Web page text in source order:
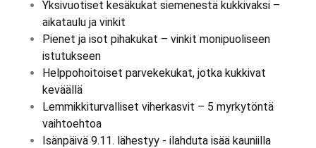
Yksivuotiset kesäkukat siemenestä kukkivaksi –
aikataulu ja vinkit
Pienet ja isot pihakukat – vinkit monipuoliseen
istutukseen
Helppohoitoiset parvekekukat, jotka kukkivat
keväällä
Lemmikkiturvalliset viherkasvit – 5 myrkytöntä
vaihtoehtoa
Isänpäivä 9.11. lähestyy - ilahduta isää kauniilla